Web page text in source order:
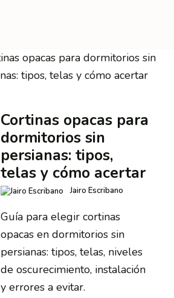
Cortinas opacas para
dormitorios sin
persianas: tipos,
telas y cómo acertar
Jairo Escribano
Guía para elegir cortinas
opacas en dormitorios sin
persianas: tipos, telas, niveles
de oscurecimiento, instalación
y errores a evitar.